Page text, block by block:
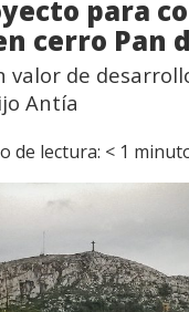
para
cerro Pan
valor de
Antía
de lectura: < 1